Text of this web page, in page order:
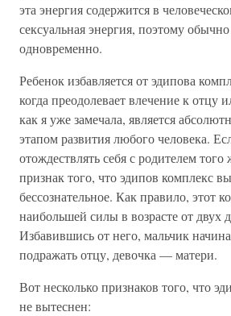
эта энергия содержится в
сексуальная энергия, поэтому
одновременно.
Ребенок избавляется от эдипова
когда преодолевает влечение к отцу
как я уже замечала, является
этапом развития любого человека.
отождествлять себя с родителем
признак того, что эдипов комплекс
бессознательное. Как правило, этот
наибольшей силы в возрасте от двух
Избавившись от него, мальчик
подражать отцу, девочка — матери.
Вот несколько признаков того, что
не вытеснен: